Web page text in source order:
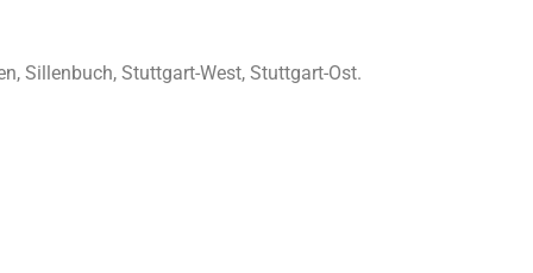
Sillenbuch, Stuttgart-West, Stuttgart-Ost.